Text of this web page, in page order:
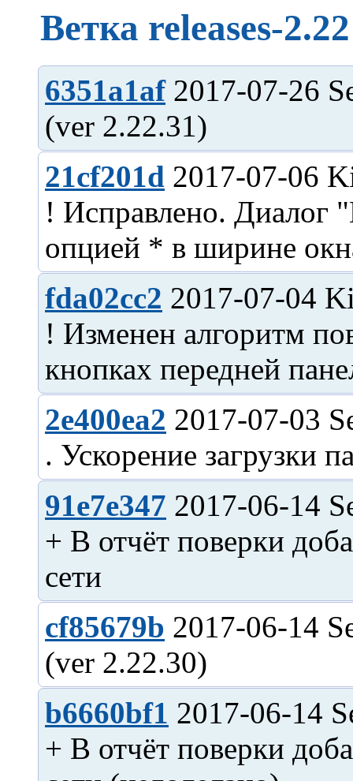
Ветка releases-2.22
6351a1af2017-07-26
21cf201d 2017-07-06
! Исправлено. Диалог
fda02cc2 2017-07-04
! Изменен алгоритм
2e400ea2 2017-07-03
91e7e347 2017-06-14
+ В отчёт поверки
cf85679b 2017-06-14
b6660bf1 2017-06-14
+ В отчёт поверки